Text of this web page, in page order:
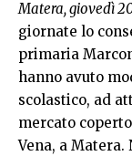
Matera, giovedì
giornate lo
primaria
hanno avuto
scolastico, ad
mercato
Vena, a